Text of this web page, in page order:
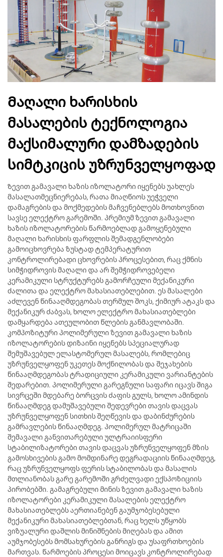
Მაღალი ხარისხის
მასალების ტექნოლოგია
მაქსიმალური დამზადების
სიმტკიცის უზრუნველყოფად
Ზევით გამავალი ხაზის იზოლატორი იყენებს უახლეს
მასალათმეცნიერებას, რათა მიაღწიოს უეჭველი
დამაგრების და მოქმედების მაჩვენებლებს მოთხოვნით
სავსე ელექტრო გარემოში. პრემიუმ ზევით გამავალი
ხაზის იზოლატორების წარმოებლად გამოყენებული
მაღალი ხარისხის ფარფლის შემადგენლობები
გამოიცხოვრება ზუსტად ტემპერატურით
კონტროლირებადი ცხოვრების პროცესებით, რაც ქმნის
სიმჭიდროვის მაღალი და არ შემჭიდროვებელი
კერამიკული სტრუქტურებს გამორჩეული მექანიკური
ძალითა და ელექტრო მახასიათებლებით. ეს მასალები
აძლევენ წინააღმდეგობას თერმულ შოკს, ქიმიურ ატაკს და
მექანიკურ ძაბვას, ხოლო ელექტრო მახასიათებლები
დამყარდება ათეულობით წლების განმავლობაში.
კომპოზიტური პოლიმერული ზევით გამავალი ხაზის
იზოლატორების დიზაინი იყენებს სპეციალურად
შემუშავებულ ელასტომერულ მასალებს, რომლებიც
უზრუნველყოფენ უკეთეს მოქნილობას და შეჯახების
წინააღმდეგობას ტრადიციული კერამიკული ვარიანტების
შედარებით. პოლიმერული გარეგნული საფარი იცავს შიგა
სივრცეში მდებარე ბორცვის ძაფის გულს, ხოლო ამინდის
წინააღმდეგ დამუშავებული შედევრები თავის დაცვას
უზრუნველყოფენ სითხის შეღწევის და დაბინძურების
გამრავლების წინააღმდეგ. პოლიმერულ მატრიცაში
შემავალი განვითარებული ულტრაიისფერი
სტაბილიზატორები თავის დაცვას უზრუნველყოფენ მზის
გამოსხივების გამო მომდინარე დეგრადაციის წინააღმდეგ,
რაც უზრუნველყოფს ფერის სტაბილობას და მასალის
მთლიანობას გარე გარემოში გრძელვადი ექსპოზიციის
პირობებში. გამაგრებული მინის ზევით გამავალი ხაზის
იზოლატორები კერამიკული მასალების ელექტრო
მახასიათებლებს აერთიანებენ გაუმჯობესებული
მექანიკური მახასიათებლებთან, რაც ხელს უწყობს
ვიზუალური დაშლის მინიშნების მიღებას და ამით
აუმჯობესებს მომსახურების განრიგს და უსაფრთხოების
მართვას. წარმოების პროცესი მოიცავს კონტროლირებად